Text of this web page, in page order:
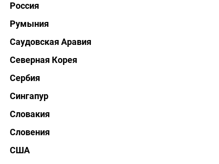
Россия
Румыния
Саудовская Аравия
Северная Корея
Сербия
Сингапур
Словакия
Словения
США